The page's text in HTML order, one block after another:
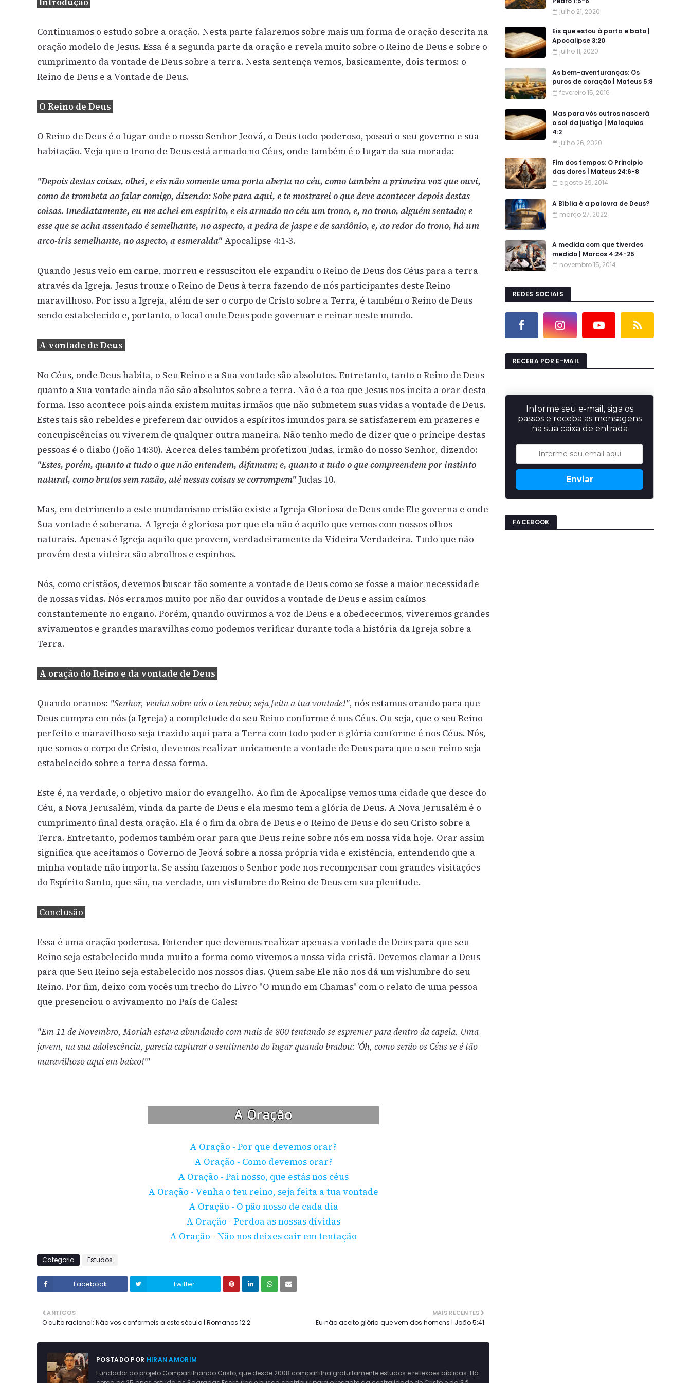
Continuamos o estudo sobre a oração. Nesta parte falaremos sobre mais um forma de oração descrita na
oração modelo de Jesus. Essa é a segunda parte da oração e revela muito sobre o Reino de Deus e sobre o
cumprimento da vontade de Deus sobre a terra. Nesta sentença vemos, basicamente, dois termos: o
Reino de Deus e a Vontade de Deus.
O Reino de Deus
O Reino de Deus é o lugar onde o nosso Senhor Jeová, o Deus todo-poderoso, possui o seu governo e sua
habitação. Veja que o trono de Deus está armado no Céus, onde também é o lugar da sua morada:
"Depois destas coisas, olhei, e eis não somente uma porta aberta no céu, como também a primeira voz que ouvi,
como de trombeta ao falar comigo, dizendo: Sobe para aqui, e te mostrarei o que deve acontecer depois destas
coisas. Imediatamente, eu me achei em espírito, e eis armado no céu um trono, e, no trono, alguém sentado; e
esse que se acha assentado é semelhante, no aspecto, a pedra de jaspe e de sardônio, e, ao redor do trono, há um
arco-íris semelhante, no aspecto, a esmeralda"Apocalipse 4:1-3.
Quando Jesus veio em carne, morreu e ressuscitou ele expandiu o Reino de Deus dos Céus para a terra
através da Igreja. Jesus trouxe o Reino de Deus à terra fazendo de nós participantes deste Reino
maravilhoso. Por isso a Igreja, além de ser o corpo de Cristo sobre a Terra, é também o Reino de Deus
sendo estabelecido e, portanto, o local onde Deus pode governar e reinar neste mundo.
A vontade de Deus
No Céus, onde Deus habita, o Seu Reino e a Sua vontade são absolutos. Entretanto, tanto o Reino de Deus
quanto a Sua vontade ainda não são absolutos sobre a terra. Não é a toa que Jesus nos incita a orar desta
forma. Isso acontece pois ainda existem muitas irmãos que não submetem suas vidas a vontade de Deus.
Estes tais são rebeldes e preferem dar ouvidos a espíritos imundos para se satisfazerem em prazeres e
concupiscências ou viverem de qualquer outra maneira. Não tenho medo de dizer que o príncipe destas
pessoas é o diabo (João 14:30). Acerca deles também profetizou Judas, irmão do nosso Senhor, dizendo:
"Estes, porém, quanto a tudo o que não entendem, difamam; e, quanto a tudo o que compreendem por instinto
natural, como brutos sem razão, até nessas coisas se corrompem"Judas 10.
Mas, em detrimento a este mundanismo cristão existe a Igreja Gloriosa de Deus onde Ele governa e onde
Sua vontade é soberana. A Igreja é gloriosa por que ela não é aquilo que vemos com nossos olhos
naturais. Apenas é Igreja aquilo que provem, verdadeiramente da Videira Verdadeira. Tudo que não
provém desta videira são abrolhos e espinhos.
Nós, como cristãos, devemos buscar tão somente a vontade de Deus como se fosse a maior necessidade
de nossas vidas. Nós erramos muito por não dar ouvidos a vontade de Deus e assim caímos
constantemente no engano. Porém, quando ouvirmos a voz de Deus e a obedecermos, viveremos grandes
avivamentos e grandes maravilhas como podemos verificar durante toda a história da Igreja sobre a
Terra.
A oração do Reino e da vontade de Deus
Quando oramos: "Senhor, venha sobre nós o teu reino; seja feita a tua vontade!", nós estamos orando para que
Deus cumpra em nós (a Igreja) a completude do seu Reino conforme é nos Céus. Ou seja, que o seu Reino
perfeito e maravilhoso seja trazido aqui para a Terra com todo poder e glória conforme é nos Céus. Nós,
que somos o corpo de Cristo, devemos realizar unicamente a vontade de Deus para que o seu reino seja
estabelecido sobre a terra dessa forma.
Este é, na verdade, o objetivo maior do evangelho. Ao fim de Apocalipse vemos uma cidade que desce do
Céu, a Nova Jerusalém, vinda da parte de Deus e ela mesmo tem a glória de Deus. A Nova Jerusalém é o
cumprimento final desta oração. Ela é o fim da obra de Deus e o Reino de Deus e do seu Cristo sobre a
Terra. Entretanto, podemos também orar para que Deus reine sobre nós em nossa vida hoje. Orar assim
significa que aceitamos o Governo de Jeová sobre a nossa própria vida e existência, entendendo que a
minha vontade não importa. Se assim fazemos o Senhor pode nos recompensar com grandes visitações
do Espírito Santo, que são, na verdade, um vislumbre do Reino de Deus em sua plenitude.
Conclusão
Essa é uma oração poderosa. Entender que devemos realizar apenas a vontade de Deus para que seu
Reino seja estabelecido muda muito a forma como vivemos a nossa vida cristã. Devemos clamar a Deus
para que Seu Reino seja estabelecido nos nossos dias. Quem sabe Ele não nos dá um vislumbre do seu
Reino. Por fim, deixo com vocês um trecho do Livro "O mundo em Chamas" com o relato de uma pessoa
que presenciou o avivamento no País de Gales:
"Em 11 de Novembro, Moriah estava abundando com mais de 800 tentando se espremer para dentro da capela. Uma
jovem, na sua adolescência, parecia capturar o sentimento do lugar quando bradou: 'Óh, como serão os Céus se é tão
maravilhoso aqui em baixo!'"
A Oração - Por que devemos orar?
A Oração - Como devemos orar?
A Oração - Pai nosso, que estás nos céus
A Oração - Venha o teu reino, seja feita a tua vontade
A Oração - O pão nosso de cada dia
A Oração - Perdoa as nossas dívidas
A Oração - Não nos deixes cair em tentação
Categoria Estudos
Facebook Twitter
MAIS RECENTES
Eu não aceito glória que vem dos homens | João 5:41
ANTIGOS
O culto racional: Não vos conformeis a este século | Romanos 12:2
POSTADO POR HIRAN AMORIM
Fundador do projeto Compartilhando Cristo, que desde 2008 compartilha gratuitamente estudos e reflexões bíblicas. Há
julho 21, 2020
Eis que estou à porta e bato |
Apocalipse 3:20
julho 11, 2020
As bem-aventuranças: Os
puros de coração | Mateus 5:8
fevereiro 15, 2016
Mas para vós outros nascerá
o sol da justiça | Malaquias
4:2
julho 26, 2020
Fim dos tempos: O Principio
das dores | Mateus 24:6-8
agosto 29, 2014
A Bíblia é a palavra de Deus?
março 27, 2022
A medida com que tiverdes
medido | Marcos 4:24-25
novembro 15, 2014
REDES SOCIAIS
RECEBA POR E-MAIL
Informe seu e-mail, siga os
passos e receba as mensagens
na sua caixa de entrada
Enviar
FACEBOOK